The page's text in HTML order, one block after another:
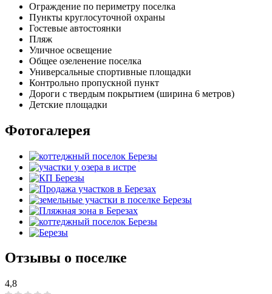
Ограждение по периметру поселка
Пункты круглосуточной охраны
Гостевые автостоянки
Пляж
Уличное освещение
Общее озеленение поселка
Универсальные спортивные площадки
Контрольно пропускной пункт
Дороги с твердым покрытием (ширина 6 метров)
Детские площадки
Фотогалерея
Отзывы о поселке
4,8